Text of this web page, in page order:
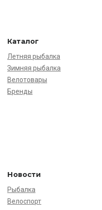
Каталог
Летняя рыбалка
Зимняя рыбалка
Велотовары
Бренды
Новости
Рыбалка
Велоспорт